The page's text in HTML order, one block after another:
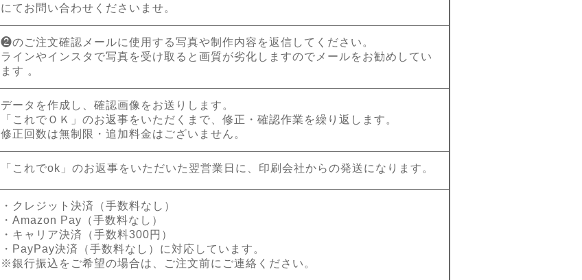
にてお問い合わせくださいませ。
❷のご注文確認メールに使用する写真や制作内容を返信してください。
ラインやインスタで写真を受け取ると画質が劣化しますのでメールをお勧めしてい
ます 。
データを作成し、確認画像をお送りします。
「これでＯＫ」のお返事をいただくまで、修正・確認作業を繰り返します。
修正回数は無制限・追加料金はございません。
「これでok」のお返事をいただいた翌営業日に、印刷会社からの発送になります。
・クレジット決済（手数料なし）
・Amazon Pay（手数料なし）
・キャリア決済（手数料300円）
・PayPay決済（手数料なし）に対応しています。
※銀行振込をご希望の場合は、ご注文前にご連絡ください。